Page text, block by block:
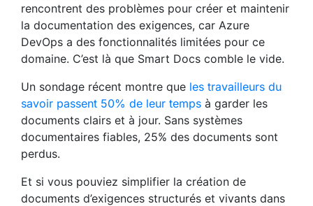
rencontrent des problèmes pour créer et maintenir
la documentation des exigences, car Azure
DevOps a des fonctionnalités limitées pour ce
domaine. C’est là que Smart Docs comble le vide.
Un sondage récent montre que les travailleurs du
savoir passent 50% de leur temps à garder les
documents clairs et à jour. Sans systèmes
documentaires fiables, 25% des documents sont
perdus.
Et si vous pouviez simplifier la création de
documents d’exigences structurés et vivants dans